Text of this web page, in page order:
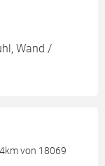
Wand /
von 18069